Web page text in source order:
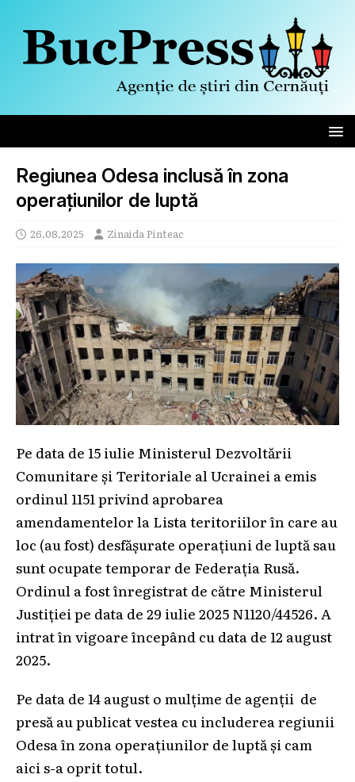
Regiunea Odesa inclusă în zona
operațiunilor de luptă
26.08.2025 Zinaida Pinteac
Pe data de 15 iulie Ministerul Dezvoltării
Comunitare și Teritoriale al Ucrainei a emis
ordinul 1151 privind aprobarea
amendamentelor la Lista teritoriilor în care au
loc (au fost) desfășurate operațiuni de luptă sau
sunt ocupate temporar de Federația Rusă.
Ordinul a fost înregistrat de către Ministerul
Justiției pe data de 29 iulie 2025 N1120/44526. A
intrat în vigoare începând cu data de 12 august
2025.
Pe data de 14 august o mulțime de agenții de
presă au publicat vestea cu includerea regiunii
Odesa în zona operațiunilor de luptă și cam
aici s-a oprit totul.